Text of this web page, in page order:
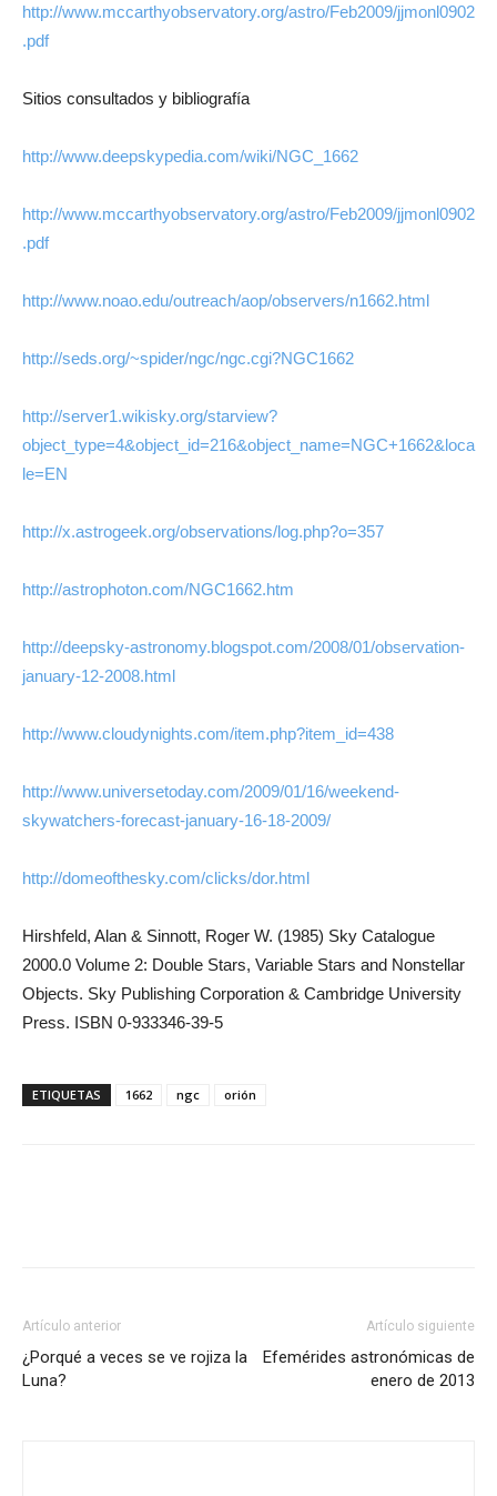
http://www.mccarthyobservatory.org/astro/Feb2009/jjmonl0902
.pdf
Sitios consultados y bibliografía
http://www.deepskypedia.com/wiki/NGC_1662
http://www.mccarthyobservatory.org/astro/Feb2009/jjmonl0902
.pdf
http://www.noao.edu/outreach/aop/observers/n1662.html
http://seds.org/~spider/ngc/ngc.cgi?NGC1662
http://server1.wikisky.org/starview?
object_type=4&object_id=216&object_name=NGC+1662&loca
le=EN
http://x.astrogeek.org/observations/log.php?o=357
http://astrophoton.com/NGC1662.htm
http://deepsky-astronomy.blogspot.com/2008/01/observation-
january-12-2008.html
http://www.cloudynights.com/item.php?item_id=438
http://www.universetoday.com/2009/01/16/weekend-
skywatchers-forecast-january-16-18-2009/
http://domeofthesky.com/clicks/dor.html
Hirshfeld, Alan & Sinnott, Roger W. (1985) Sky Catalogue
2000.0 Volume 2: Double Stars, Variable Stars and Nonstellar
Objects. Sky Publishing Corporation & Cambridge University
Press. ISBN 0-933346-39-5
ETIQUETAS 1662 ngc orión
Artículo anterior
¿Porqué a veces se ve rojiza la
Luna?
Artículo siguiente
Efemérides astronómicas de
enero de 2013